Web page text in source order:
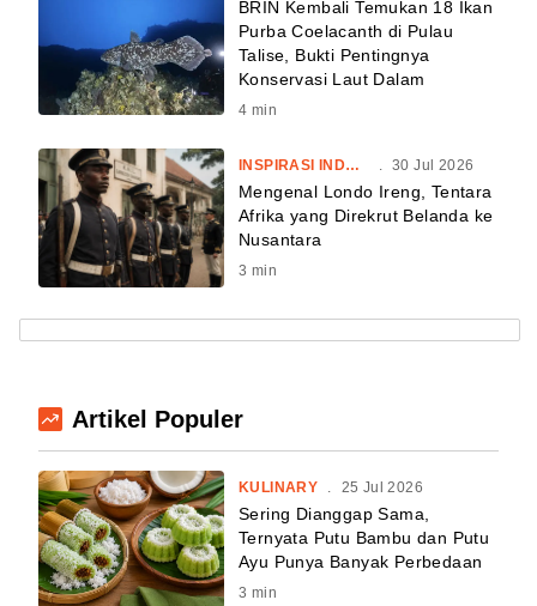
BRIN Kembali Temukan 18 Ikan
Purba Coelacanth di Pulau
Talise, Bukti Pentingnya
Konservasi Laut Dalam
4 min
INSPIRASI INDONESIA 30 Jul 2026
Mengenal Londo Ireng, Tentara
Afrika yang Direkrut Belanda ke
Nusantara
3 min
Artikel Populer
KULINARY . 25 Jul 2026
Sering Dianggap Sama,
Ternyata Putu Bambu dan Putu
Ayu Punya Banyak Perbedaan
3 min